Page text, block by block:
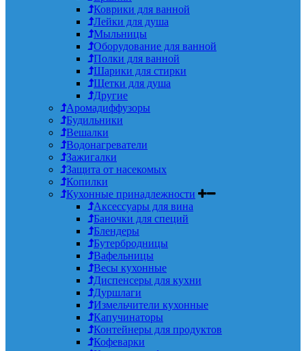
Коврики для ванной
Лейки для душа
Мыльницы
Оборудование для ванной
Полки для ванной
Шарики для стирки
Щетки для душа
Другие
Аромадиффузоры
Будильники
Вешалки
Водонагреватели
Зажигалки
Защита от насекомых
Копилки
Кухонные принадлежности
Аксессуары для вина
Баночки для специй
Блендеры
Бутербродницы
Вафельницы
Весы кухонные
Диспенсеры для кухни
Дуршлаги
Измельчители кухонные
Капучинаторы
Контейнеры для продуктов
Кофеварки